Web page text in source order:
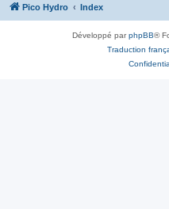
Pico Hydro Index
Développé parphpBB®
Traduction